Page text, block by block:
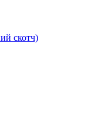
скотч)